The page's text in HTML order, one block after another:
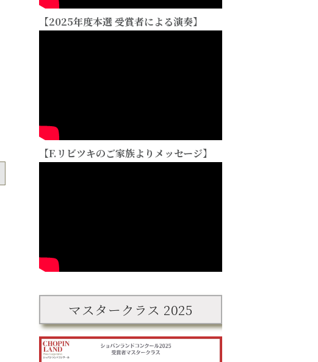
【2025年度本選 受賞者による演奏】
【F.リビツキのご家族よりメッセージ】
マスタークラス 2025